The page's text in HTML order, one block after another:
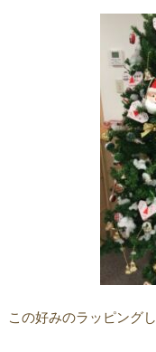
この好みのラッピング